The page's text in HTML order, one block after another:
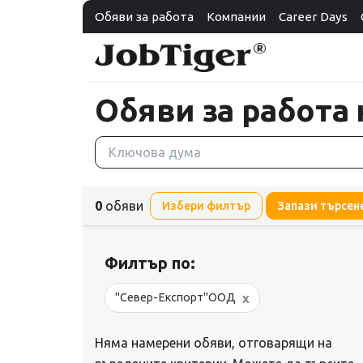
Обяви за работа Компании Career Days
Обяви за
0 обяви Избери филтър Запази
Филтър по:
"Север-Експорт"ООД x
Няма намерени обяви, отговарящи на